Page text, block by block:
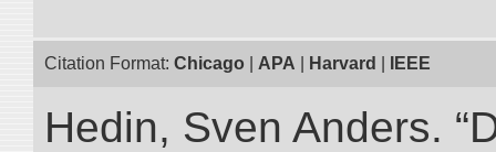
Citation Format: Chicago APA Harvard IEEE
Hedin, Sven Anders.